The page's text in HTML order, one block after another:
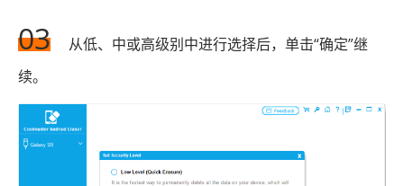
03
从低、中或高级别中进行选择后，单击“确定”继
续。